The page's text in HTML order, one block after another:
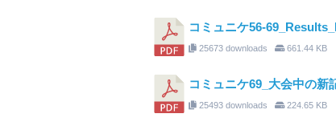
コミュニケ56-
25673 downloads 661.44 KB
コミュニケ69_大会中の新
25493 downloads 224.65 KB